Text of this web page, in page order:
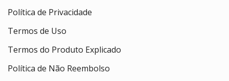
Política de Privacidade
Termos de Uso
Termos do Produto Explicado
Política de Não Reembolso